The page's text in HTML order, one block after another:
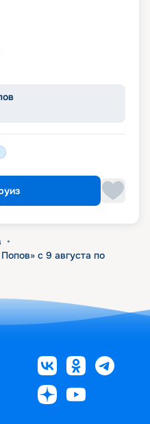
•
с 9 августа по